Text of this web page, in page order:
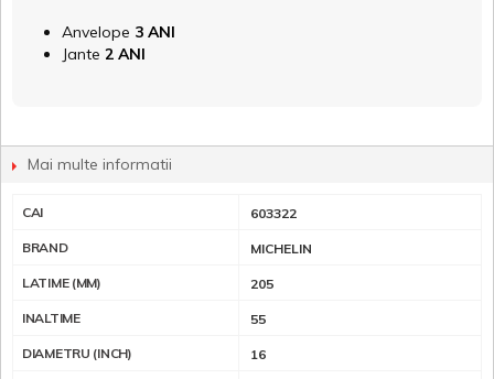
Anvelope 3 ANI
Jante 2 ANI
Mai multe informatii
CAI 603322
BRAND MICHELIN
LATIME (MM) 205
INALTIME 55
DIAMETRU (INCH) 16